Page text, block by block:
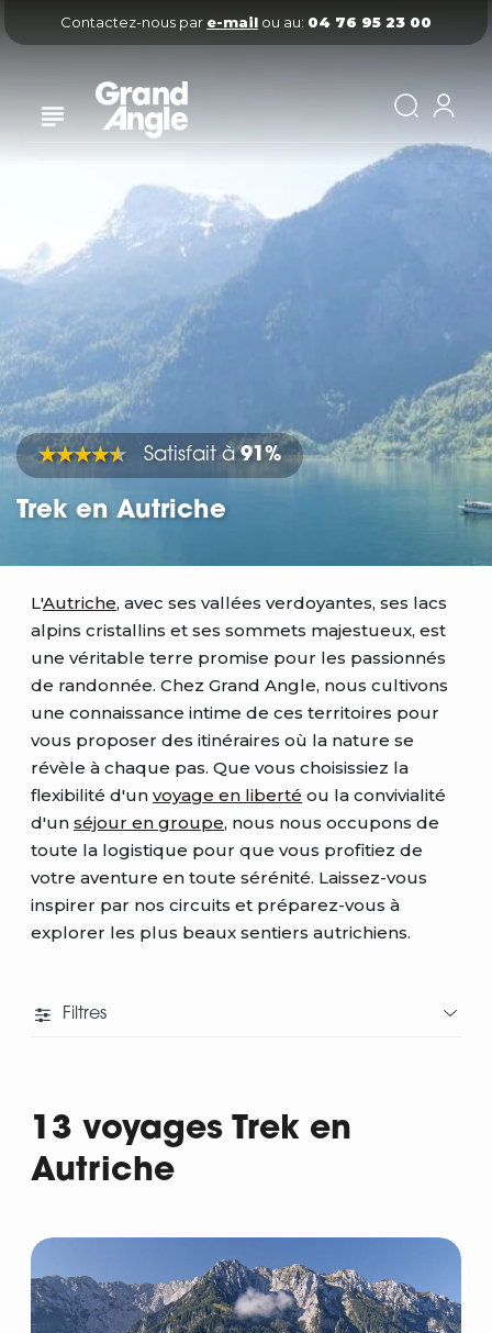
Contactez-nous par e-mail ou au: 04 76 95 23 00
Satisfait à91%
Trek en Autriche
L'Autriche, avec ses vallées verdoyantes, ses lacs
alpins cristallins et ses sommets majestueux, est
une véritable terre promise pour les passionnés
de randonnée. Chez Grand Angle, nous cultivons
une connaissance intime de ces territoires pour
vous proposer des itinéraires où la nature se
révèle à chaque pas. Que vous choisissiez la
flexibilité d'un voyage en liberté ou la convivialité
d'un séjour en groupe, nous nous occupons de
toute la logistique pour que vous profitiez de
votre aventure en toute sérénité. Laissez-vous
inspirer par nos circuits et préparez-vous à
explorer les plus beaux sentiers autrichiens.
Filtres
13 voyages Trek en
Autriche